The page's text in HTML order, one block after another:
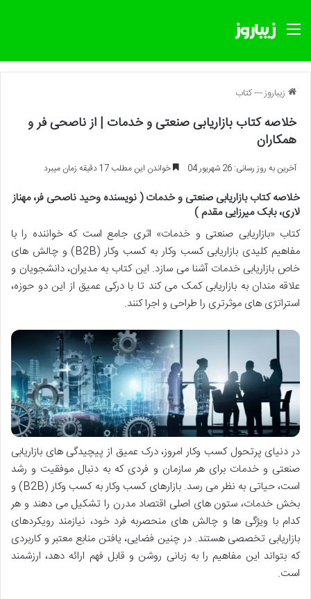
منو
زیباروز---کتاب
خلاصه کتاب بازاریابی صنعتی و خدمات | از ناصحی فر و
همکاران
آخرین به روز رسانی: 26 شهریور 04 خواندن این مطلب 17 دقیقه زمان میبرد
خلاصه کتاب بازاریابی صنعتی و خدمات ( نویسنده وحید ناصحی فر، مهناز
لاری، بابک میرزایی مقدم )
کتاب «بازاریابی صنعتی و خدمات» اثری جامع است که خواننده را با
مفاهیم کلیدی بازاریابی کسب وکار به کسب وکار (B2B) و چالش های
خاص بازاریابی خدمات آشنا می سازد. این کتاب به مدیران، دانشجویان و
علاقه مندان به بازاریابی کمک می کند تا با درکی عمیق از این دو حوزه،
استراتژی های موثرتری را طراحی و اجرا کنند.
در دنیای پرتحول کسب وکار امروز، درک عمیق از پیچیدگی های بازاریابی
صنعتی و خدمات برای هر سازمان و فردی که به دنبال موفقیت و رشد
است، حیاتی به نظر می رسد. بازارهای کسب وکار به کسب وکار (B2B) و
بخش خدمات، ستون های اصلی اقتصاد مدرن را تشکیل می دهند و هر
کدام با ویژگی ها و چالش های منحصربه فرد خود، نیازمند رویکردهای
بازاریابی تخصصی هستند. در چنین فضایی، یافتن منابع معتبر و کاربردی
که بتواند این مفاهیم را به زبانی روشن و قابل فهم ارائه دهد، ارزشمند
است.